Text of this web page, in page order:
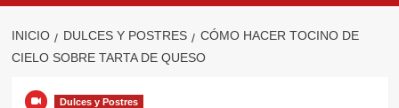
INICIO DULCES Y POSTRES
CÓMO HACER TOCINO DE
CIELO SOBRE TARTA DE QUESO
Dulces y Postres